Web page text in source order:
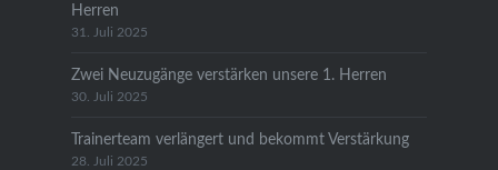
Herren
31. Juli 2025
Zwei Neuzugänge verstärken unsere 1. Herren
30. Juli 2025
Trainerteam verlängert und bekommt Verstärkung
28. Juli 2025